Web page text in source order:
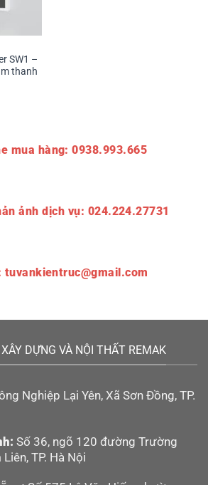
SW1 –
thanh
mua hàng: 0938.993.665
ảnh dịch vụ: 024.224.27731
tuvankientruc@gmail.com
DỰNG VÀ NỘI THẤT REMAK
Nghiệp Lại Yên, Xã Sơn Đồng, TP.
Số 36, ngõ 120 đường Trường
TP. Hà Nội